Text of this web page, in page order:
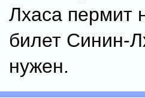
Лхаса пермит
билет Синин-
нужен.